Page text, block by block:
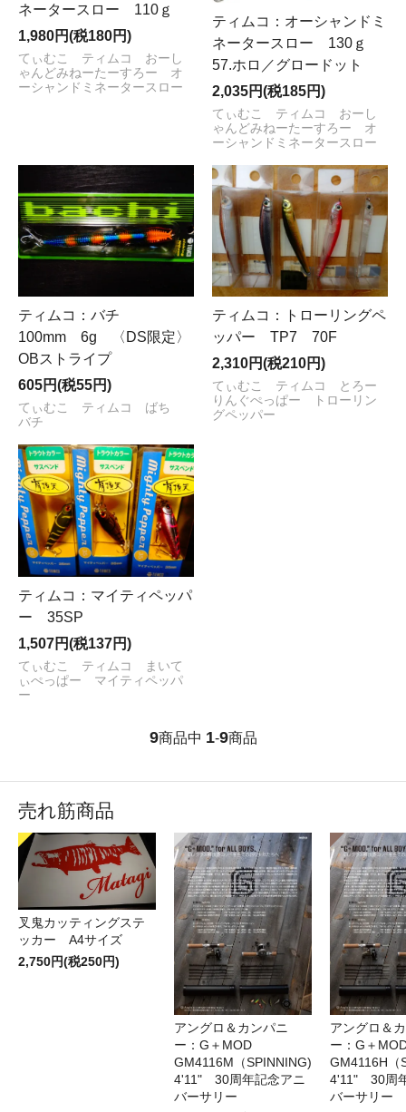
ネータースロー 110ｇ
1,980円(税180円)
てぃむこ ティムコ おーし
ゃんどみねーたーすろー オ
ーシャンドミネータースロー
ティムコ：オーシャンドミ
ネータースロー 130ｇ
57.ホロ／グロードット
2,035円(税185円)
てぃむこ ティムコ おーし
ゃんどみねーたーすろー オ
ーシャンドミネータースロー
ティムコ：バチ
100mm 6g 〈DS限定〉
OBストライプ
605円(税55円)
てぃむこ ティムコ ばち
バチ
ティムコ：トローリングペ
ッパー TP7 70F
2,310円(税210円)
てぃむこ ティムコ とろー
りんぐぺっぱー トローリン
グペッパー
ティムコ：マイティペッパ
ー 35SP
1,507円(税137円)
てぃむこ ティムコ まいて
ぃぺっぱー マイティペッパ
ー
9商品中 1-9商品
売れ筋商品
叉鬼カッティングステ
ッカー A4サイズ
2,750円(税250円)
アングロ＆カンパニ
ー：G＋MOD
GM4116M（SPINNING)
4'11" 30周年記念アニ
バーサリー
アングロ＆
ー：G＋
GM4116H（
4'11" 30周
バーサリー